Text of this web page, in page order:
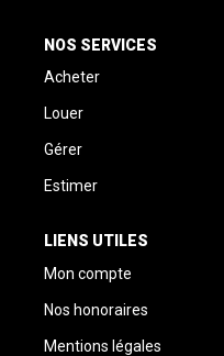
NOS SERVICES
Acheter
Louer
Gérer
Estimer
LIENS UTILES
Mon compte
Nos honoraires
Mentions légales